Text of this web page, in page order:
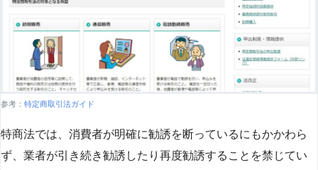
参考： 特定商取引法ガイド
特商法では、消費者が明確に勧誘を断っているにもかかわら
ず、業者が引き続き勧誘したり再度勧誘することを禁じてい